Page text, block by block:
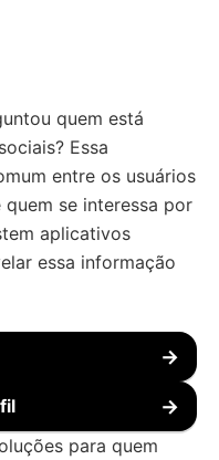
quem está
Essa
entre os usuários
se interessa por
aplicativos
essa informação
→
→
para quem